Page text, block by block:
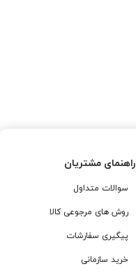
راهنمای مشتریان
سوالات متداول
روش های مرجوعی کالا
پیگیری سفارشات
خرید سازمانی